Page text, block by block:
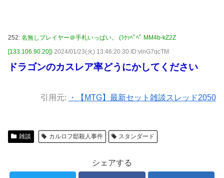
252: 名無しプレイヤー＠手札いっぱい。 (ﾗｸｯﾍﾟﾍﾟ MM4b-kZ2Z
[133.106.90.20]) 2024/01/23(火) 13:46:20.30 ID:vlnG7qcTM
ドラゴンのカスレア率どうにかしてください
引用元: ・【MTG】最新セット雑談スレッド2050
雑談 カルロフ邸殺人事件 スタンダード
シェアする